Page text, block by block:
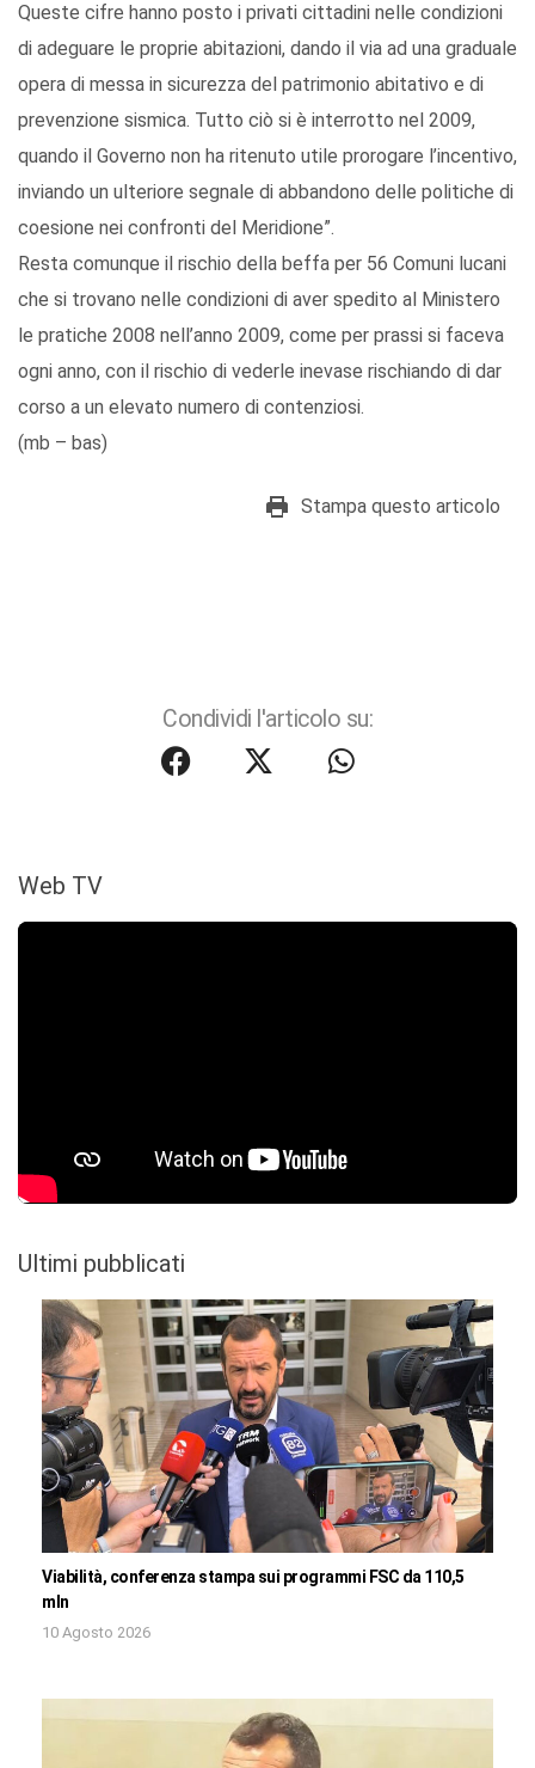
Queste cifre hanno posto i privati cittadini nelle condizioni
di adeguare le proprie abitazioni, dando il via ad una graduale
opera di messa in sicurezza del patrimonio abitativo e di
prevenzione sismica. Tutto ciò si è interrotto nel 2009,
quando il Governo non ha ritenuto utile prorogare l’incentivo,
inviando un ulteriore segnale di abbandono delle politiche di
coesione nei confronti del Meridione”.
Resta comunque il rischio della beffa per 56 Comuni lucani
che si trovano nelle condizioni di aver spedito al Ministero
le pratiche 2008 nell’anno 2009, come per prassi si faceva
ogni anno, con il rischio di vederle inevase rischiando di dar
corso a un elevato numero di contenziosi.
(mb – bas)
Stampa questo articolo
Condividi l'articolo su:
Web TV
Ultimi pubblicati
Viabilità, conferenza stampa sui programmi FSC da 110,5
mln
10 Agosto 2026